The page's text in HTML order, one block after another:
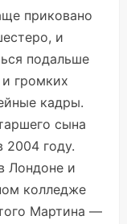
приковано
и
подальше
громких
кадры.
сына
2004 году.
Лондоне и
колледже
Мартина —